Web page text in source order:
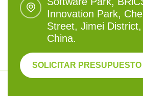
Innovation Park,
Street, Jimei
China.
SOLICITAR PRESUPUESTO